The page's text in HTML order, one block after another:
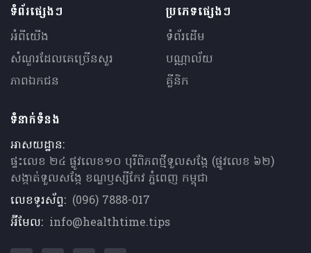
ទំព័រផ្សេងៗ
អំពីយើង
សំណួរ​ដែលគេ​ច្រើន​សួរ
ភាពឯកជន
ប្រភេទផ្សេងៗ
ទំព័រដើម
បណ្ណាល័យ
គ្លីនិក
ទំនាក់ទំនង
អាសយដ្ឋាន:
ផ្ទះលេខ ២៤ ផ្លូវលេខ១០ បុរីពិភពថ្មីទួលសង្កែ (ផ្លូវលេខ ៦២)
សង្កាត់ទួលសង្កែ ខណ្ឌឫស្សីកែវ ភ្នំពេញ កម្ពុជា
លេខទូរស័ព្ទ: (096) 7888-017
អ៊ីមែល: info@healthtime.tips